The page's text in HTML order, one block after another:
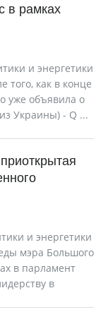
в рамках
и энергетики
того, как в конце
уже объявила о
Украины) - Q ...
и энергетики
мэра Большого
в парламент
в